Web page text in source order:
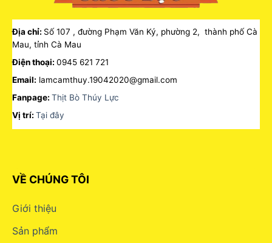
Địa chỉ: Số 107 , đường Phạm Văn Ký, phường 2, thành phố Cà
Mau, tỉnh Cà Mau
Điện thoại: 0945 621 721
Email: lamcamthuy.19042020@gmail.com
Fanpage: Thịt Bò Thúy Lực
Vị trí: Tại đây
VỀ CHÚNG TÔI
Giới thiệu
Sản phẩm